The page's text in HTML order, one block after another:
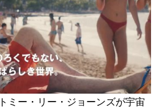
トミー・リー・ジョーンズが宇宙